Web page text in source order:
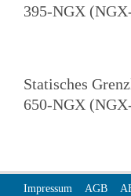
395-NGX
Statisches
650-NGX
Impressum AGB